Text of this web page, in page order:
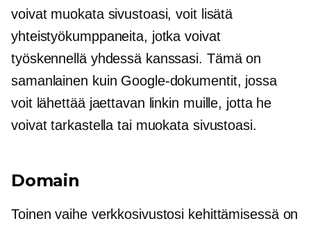
voivat muokata sivustoasi, voit lisätä
yhteistyökumppaneita, jotka voivat
työskennellä yhdessä kanssasi. Tämä on
samanlainen kuin Google-dokumentit, jossa
voit lähettää jaettavan linkin muille, jotta he
voivat tarkastella tai muokata sivustoasi.
Domain
Toinen vaihe verkkosivustosi kehittämisessä on